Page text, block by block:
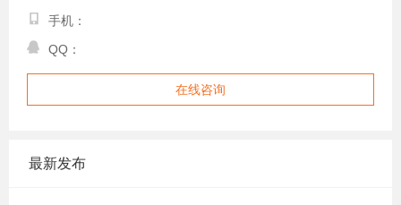
手机：
QQ：
在线咨询
最新发布